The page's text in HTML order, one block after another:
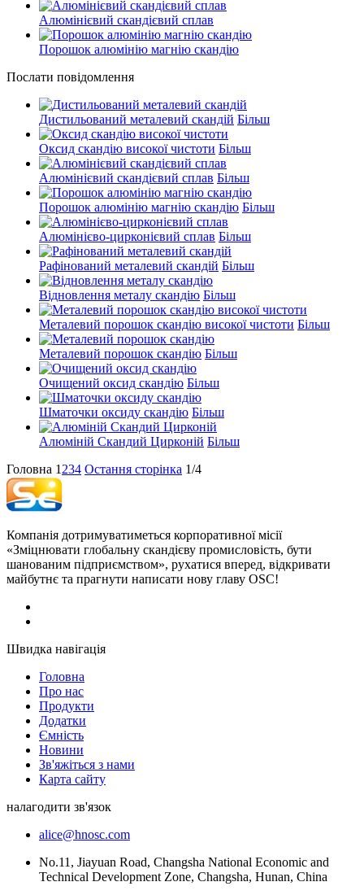
Алюмінієвий скандієвий сплав
Порошок алюмінію магнію скандію
Послати повідомлення
Дистильований металевий скандій Більш
Оксид скандію високої чистоти Більш
Алюмінієвий скандієвий сплав Більш
Порошок алюмінію магнію скандію Більш
Алюмінієво-цирконієвий сплав Більш
Рафінований металевий скандій Більш
Відновлення металу скандію Більш
Металевий порошок скандію високої чистоти Більш
Металевий порошок скандію Більш
Очищений оксид скандію Більш
Шматочки оксиду скандію Більш
Алюміній Скандий Цирконій Більш
Головна 1 234 Остання сторінка 1/4
Компанія дотримуватиметься корпоративної місії
«Зміцнювати глобальну скандієву промисловість, бути
шанованим підприємством», рухатися вперед, відкривати
майбутнє та прагнути написати нову главу OSC!
Швидка навігація
Головна
Про нас
Продукти
Додатки
Ємність
Новини
Зв'яжіться з нами
Карта сайту
налагодити зв'язок
alice@hnosc.com
No.11, Jiayuan Road, Changsha National Economic and
Technical Development Zone, Changsha, Hunan, China